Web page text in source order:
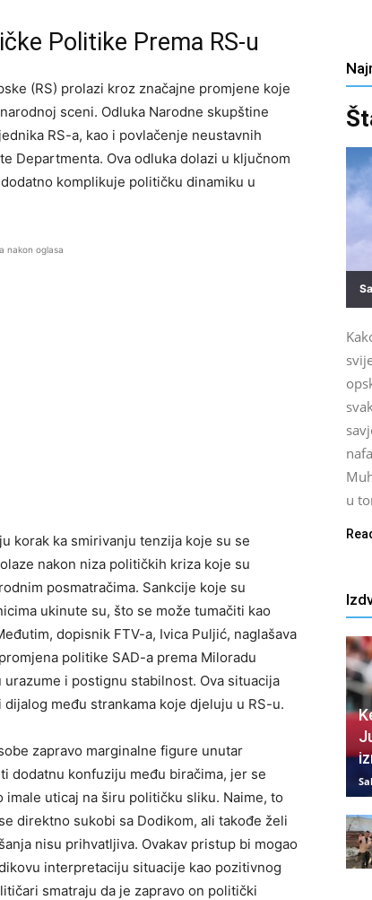
Politike Prema RS-u
(RS) prolazi kroz značajne promjene koje
sceni. Odluka Narodne skupštine
RS-a, kao i povlačenje neustavnih
Departmenta. Ova odluka dolazi u ključnom
komplikuje političku dinamiku u
nakon oglasa
korak ka smirivanju tenzija koje su se
nakon niza političkih kriza koje su
posmatračima. Sankcije koje su
ukinute su, što se može tumačiti kao
dopisnik FTV-a, Ivica Puljić, naglašava
politike SAD-a prema Miloradu
i postignu stabilnost. Ova situacija
među strankama koje djeluju u RS-u.
zapravo marginalne figure unutar
dodatnu konfuziju među biračima, jer se
uticaj na širu političku sliku. Naime, to
direktno sukobi sa Dodikom, ali takođe želi
nisu prihvatljiva. Ovakav pristup bi mogao
interpretaciju situacije kao pozitivnog
smatraju da je zapravo on politički
u